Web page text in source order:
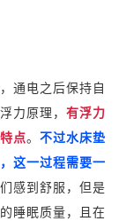
通电之后保持自
力原理， 有浮力
点。 不过水床垫
这一过程需要一
感到舒服，但是
睡眠质量，且在